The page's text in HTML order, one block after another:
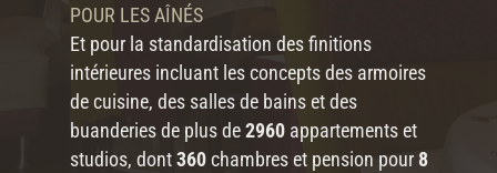
POUR LES AÎNÉS
Et pour la standardisation des finitions
intérieures incluant les concepts des armoires
de cuisine, des salles de bains et des
buanderies de plus de2960 appartements et
studios, dont360chambres et pension pour8